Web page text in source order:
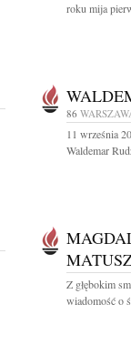
roku mija
86
11 września
Waldemar
Z głębokim
wiadomość o